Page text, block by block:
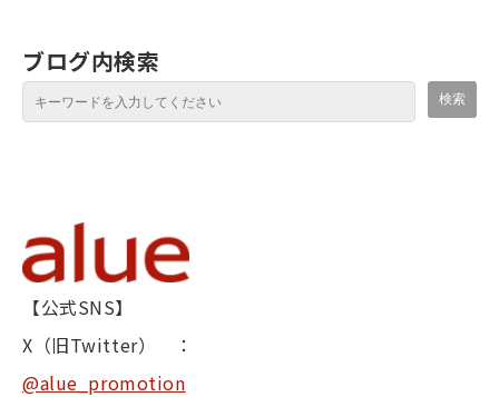
ブログ内検索
【公式SNS】
X（旧Twitter） ：
@alue_promotion